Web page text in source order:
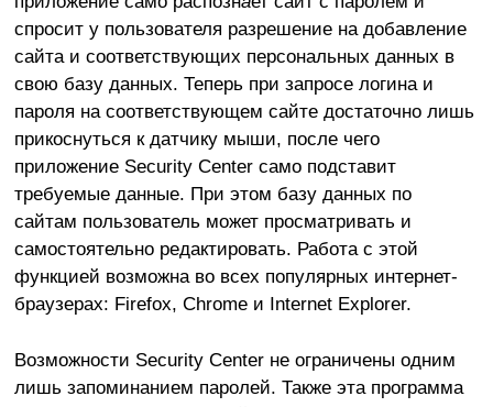
спросит у пользователя разрешение на добавление
сайта и соответствующих персональных данных в
свою базу данных. Теперь при запросе логина и
пароля на соответствующем сайте достаточно лишь
прикоснуться к датчику мыши, после чего
приложение Security Center само подставит
требуемые данные. При этом базу данных по
сайтам пользователь может просматривать и
самостоятельно редактировать. Работа с этой
функцией возможна во всех популярных интернет-
браузерах: Firefox, Chrome и Internet Explorer.
Возможности Security Center не ограничены одним
лишь запоминанием паролей. Также эта программа